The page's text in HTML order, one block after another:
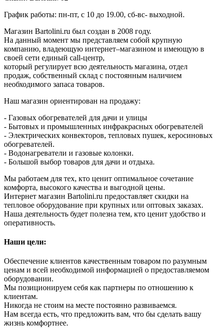
График работы: пн-пт, с 10 до 19.00, сб-вс- выходной.
Магазин Bartolini.ru был создан в 2008 году.
На данный момент мы представляем собой крупную
компанию, владеющую интернет–магазином и имеющую в
своей сети единый call-центр,
который регулирует всю деятельность магазина, отдел
продаж, собственный склад c постоянным наличием
необходимого запаса товаров.
Наш магазин ориентирован на продажу:
- Газовых обогревателей для дачи и улицы
- Бытовых и промышленных инфракрасных обогревателей
- Электрических конвекторов, тепловых пушек, керосиновых
обогревателей.
- Водонагреватели и газовые колонки.
- Большой выбор товаров для дачи и отдыха.
Мы работаем для тех, кто ценит оптимальное сочетание
комфорта, высокого качества и выгодной цены.
Интернет магазин Bartolini.ru предоставляет скидки на
тепловое оборудование при крупных или оптовых заказах.
Наша деятельность будет полезна тем, кто ценит удобство и
оперативность.
Наши цели:
Обеспечение клиентов качественным товаром по разумным
ценам и всей необходимой информацией о предоставляемом
оборудовании.
Мы позиционируем себя как партнеры по отношению к
клиентам.
Никогда не стоим на месте постоянно развиваемся.
Нам всегда есть, что предложить вам, что бы сделать вашу
жизнь комфортнее.